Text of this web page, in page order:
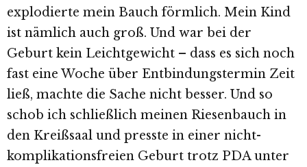
explodierte mein Bauch förmlich. Mein Kind
ist nämlich auch groß. Und war bei der
Geburt kein Leichtgewicht – dass es sich noch
fast eine Woche über Entbindungstermin Zeit
ließ, machte die Sache nicht besser. Und so
schob ich schließlich meinen Riesenbauch in
den Kreißsaal und presste in einer nicht-
komplikationsfreien Geburt trotz PDA unter